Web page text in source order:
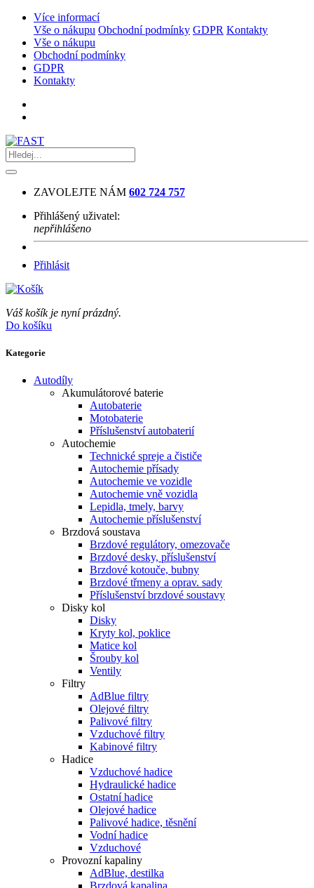
Více informací
Vše o nákupu Obchodní podmínky GDPR Kontakty
Vše o nákupu
Obchodní podmínky
GDPR
Kontakty
ZAVOLEJTE NÁM 602 724 757
Přihlášený uživatel:
nepřihlášeno
Přihlásit
Váš košík je nyní prázdný.
Do košíku
Kategorie
Autodíly
Akumulátorové baterie
Autobaterie
Motobaterie
Příslušenství autobaterií
Autochemie
Technické spreje a čističe
Autochemie přísady
Autochemie ve vozidle
Autochemie vně vozidla
Lepidla, tmely, barvy
Autochemie příslušenství
Brzdová soustava
Brzdové regulátory, omezovače
Brzdové desky, příslušenství
Brzdové kotouče, bubny
Brzdové třmeny a oprav. sady
Příslušenství brzdové soustavy
Disky kol
Disky
Kryty kol, poklice
Matice kol
Šrouby kol
Ventily
Filtry
AdBlue filtry
Olejové filtry
Palivové filtry
Vzduchové filtry
Kabinové filtry
Hadice
Vzduchové hadice
Hydraulické hadice
Ostatní hadice
Olejové hadice
Palivové hadice, těsnění
Vodní hadice
Vzduchové
Provozní kapaliny
AdBlue, destilka